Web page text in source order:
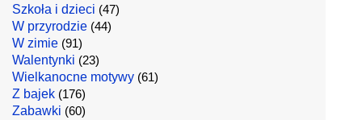
Szkoła i dzieci (47)
W przyrodzie (44)
W zimie (91)
Walentynki (23)
Wielkanocne motywy (61)
Z bajek (176)
Zabawki (60)